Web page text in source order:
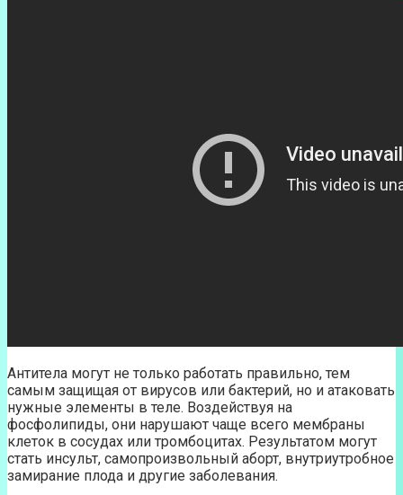
Антитела могут не только работать правильно, тем
самым защищая от вирусов или бактерий, но и атаковать
нужные элементы в теле. Воздействуя на
фосфолипиды, они нарушают чаще всего мембраны
клеток в сосудах или тромбоцитах. Результатом могут
стать инсульт, самопроизвольный аборт, внутриутробное
замирание плода и другие заболевания.